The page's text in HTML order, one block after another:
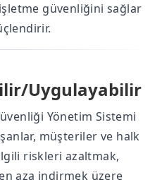
güvenliğini sağlar
Uygulayabilir
Yönetim Sistemi
müşteriler ve halk
riskleri azaltmak,
aza indirmek üzere